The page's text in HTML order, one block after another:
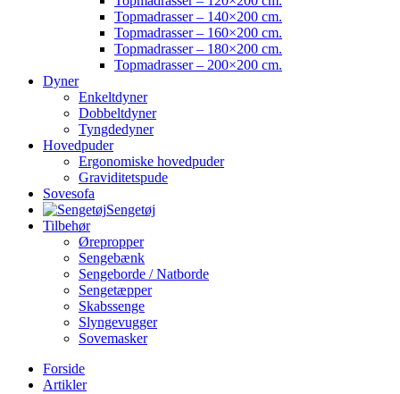
Topmadrasser – 140×200 cm.
Topmadrasser – 160×200 cm.
Topmadrasser – 180×200 cm.
Topmadrasser – 200×200 cm.
Dyner
Enkeltdyner
Dobbeltdyner
Tyngdedyner
Hovedpuder
Ergonomiske hovedpuder
Graviditetspude
Sovesofa
Sengetøj
Tilbehør
Ørepropper
Sengebænk
Sengeborde / Natborde
Sengetæpper
Skabssenge
Slyngevugger
Sovemasker
Forside
Artikler